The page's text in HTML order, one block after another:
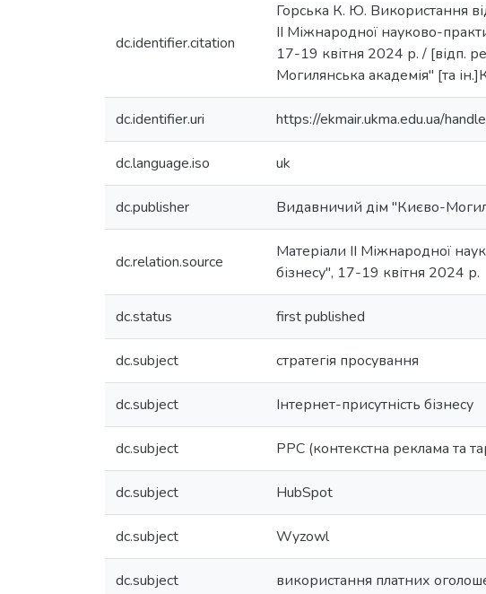
dc.identifier.citation
Горська К. Ю. Використання
ІІ Міжнародної науково-
17-19 квітня 2024 р. / [відп.
Могилянська академія" [та
dc.identifier.uri https://ekmair.ukma.edu.ua/
dc.language.iso uk
dc.publisher Видавничий дім "Києво-
dc.relation.source
Матеріали ІІ Міжнародної
бізнесу", 17-19 квітня 2024 р.
dc.status first published
dc.subject стратегія просування
dc.subject Інтернет-присутність бізнесу
dc.subject PPC (контекстна реклама та
dc.subject HubSpot
dc.subject Wyzowl
dc.subject використання платних